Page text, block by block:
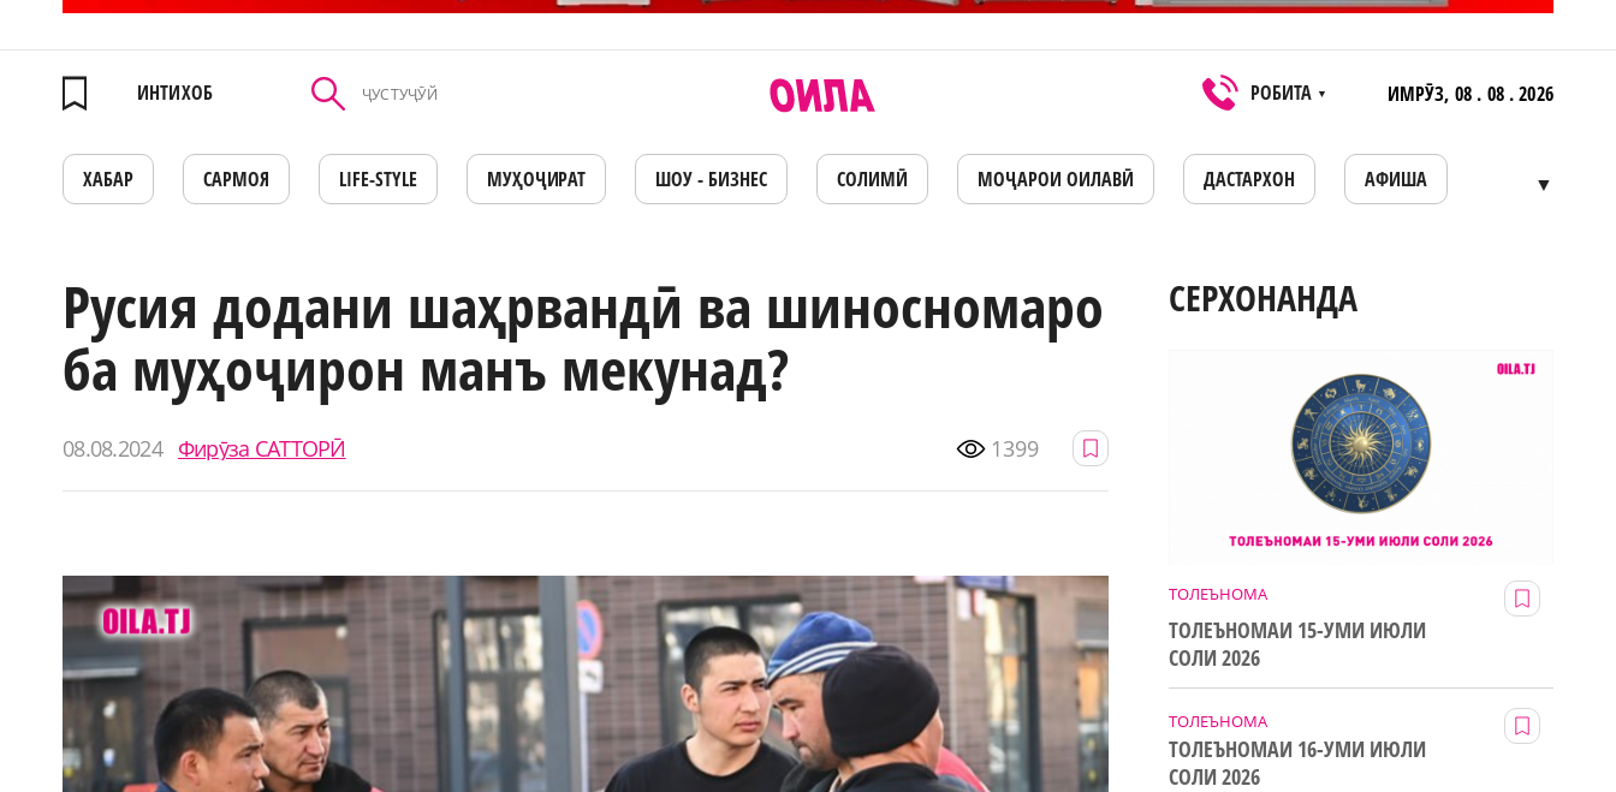
ИНТИХОБ РОБИТА ▼ ИМРӮЗ, 08 . 08 . 2026
ХАБАР САРМОЯ LIFE-STYLE МУҲОҶИРАТ ШОУ - БИЗНЕС СОЛИМӢ МОҶАРОИ ОИЛАВӢ ДАСТАРХОН АФИША ▼
Русия додани шаҳрвандӣ ва шиносномаро
ба муҳоҷирон манъ мекунад?
08.08.2024 Фирӯза САТТОРӢ 1399
СЕРХОНАНДА
ТОЛЕЪНОМА
ТОЛЕЪНОМАИ 15-УМИ ИЮЛИ
СОЛИ 2026
ТОЛЕЪНОМА
ТОЛЕЪНОМАИ 16-УМИ ИЮЛИ
СОЛИ 2026